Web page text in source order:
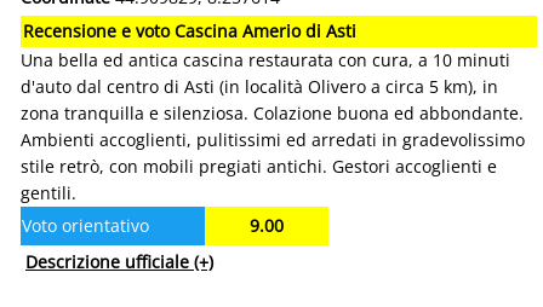
Recensione e voto Cascina Amerio di Asti
Una bella ed antica cascina restaurata con cura, a 10 minuti
d'auto dal centro di Asti (in località Olivero a circa 5 km), in
zona tranquilla e silenziosa. Colazione buona ed abbondante.
Ambienti accoglienti, pulitissimi ed arredati in gradevolissimo
stile retrò, con mobili pregiati antichi. Gestori accoglienti e
gentili.
Voto orientativo
9.00
Descrizione ufficiale (+)